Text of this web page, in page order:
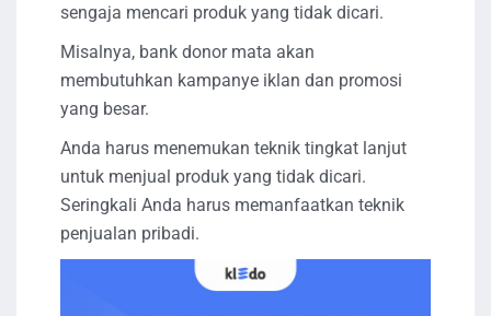
sengaja mencari produk yang tidak dicari.
Misalnya, bank donor mata akan
membutuhkan kampanye iklan dan promosi
yang besar.
Anda harus menemukan teknik tingkat lanjut
untuk menjual produk yang tidak dicari.
Seringkali Anda harus memanfaatkan teknik
penjualan pribadi.